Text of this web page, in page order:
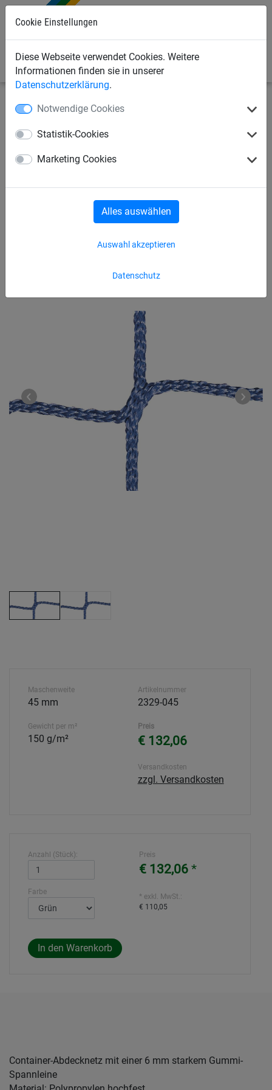
Cookie Einstellungen
Diese Webseite verwendet Cookies. Weitere
Informationen finden sie in unserer
Datenschutzerklärung.
Notwendige Cookies
Statistik-Cookies
Marketing Cookies
Datenschutz
Auswahl akzeptieren
Alles auswählen
Industrienetze Abdecknetze und -planen Abdecknetze
Abdecknetz aus PP, ca. 3 mm
stark, Maschenweite 45 mm
(DEKRA)
Maschenweite
45 mm
Gewicht per m²
150 g/m²
Artikelnummer
2329-045
Preis
€ 132,06
Versandkosten
zzgl. Versandkosten
Anzahl (Stück):
Farbe
Preis
€ 132,06 *
* exkl. MwSt.:
€ 110,05
Container-Abdecknetz mit einer 6 mm starkem Gummi-
Spannleine